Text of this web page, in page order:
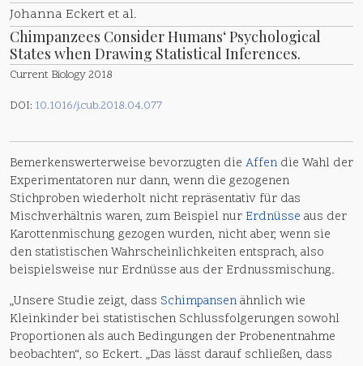
Johanna Eckert et al.
Chimpanzees Consider Humans‘ Psychological
States when Drawing Statistical Inferences.
Current Biology 2018
DOI: 10.1016/j.cub.2018.04.077
Bemerkenswerterweise bevorzugten die Affen die Wahl der
Experimentatoren nur dann, wenn die gezogenen
Stichproben wiederholt nicht repräsentativ für das
Mischverhältnis waren, zum Beispiel nur Erdnüsse aus der
Karottenmischung gezogen wurden, nicht aber, wenn sie
den statistischen Wahrscheinlichkeiten entsprach, also
beispielsweise nur Erdnüsse aus der Erdnussmischung.
„Unsere Studie zeigt, dass Schimpansenähnlich wie
Kleinkinder bei statistischen Schlussfolgerungen sowohl
Proportionen als auch Bedingungen der Probenentnahme
beobachten“, so Eckert. „Das lässt darauf schließen, dass